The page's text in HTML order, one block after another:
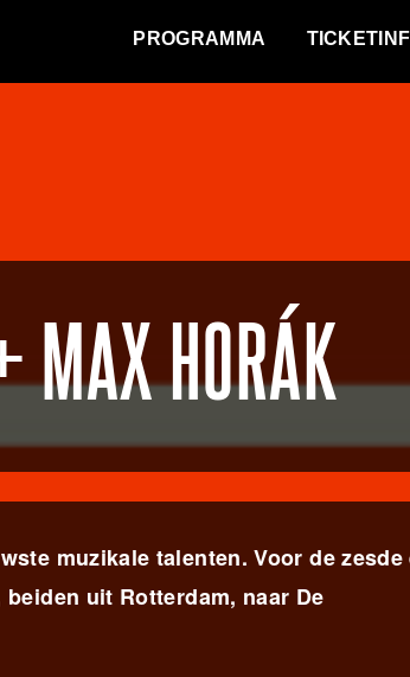
PROGRAMMA
MAX HORÁK
muzikale talenten. Voor de
uit Rotterdam, naar De